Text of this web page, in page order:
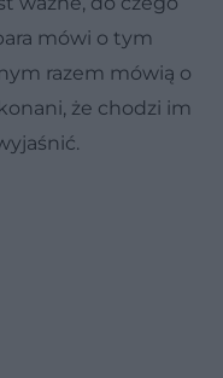
mówi o tym
razem mówią o
że chodzi im